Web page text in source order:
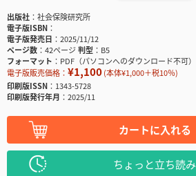
出版社
社会保険研究所
電子版ISBN
電子版発売日
2025/11/12
ページ数
42ページ判型
B5
フォーマット
PDF（パソコンへのダウンロード不可）
電子版販売価格： ¥1,100(本体¥1,000＋税10％)
印刷版ISSN
1343-5728
印刷版発行年月
2025/11
カートに入れる
ちょっと立ち読み